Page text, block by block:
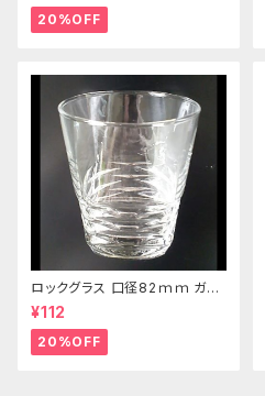
20%OFF
ロックグラス 口径82ｍｍ ガラ
ス製 250cc
¥112
20%OFF